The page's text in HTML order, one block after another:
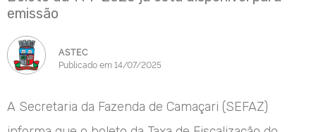
emissão
ASTEC
Publicado em 14/07/2025
A Secretaria da Fazenda de Camaçari (SEFAZ)